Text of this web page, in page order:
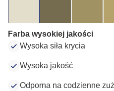
Farba wysokiej jakości
Wysoka siła krycia
Wysoka jakość
Odporna na codzienne